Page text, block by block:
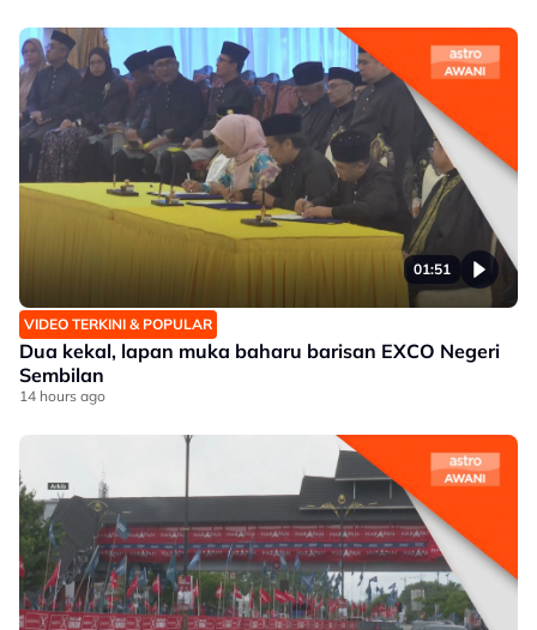
01:51
VIDEO TERKINI & POPULAR
Dua kekal, lapan muka baharu barisan EXCO Negeri
Sembilan
14 hours ago